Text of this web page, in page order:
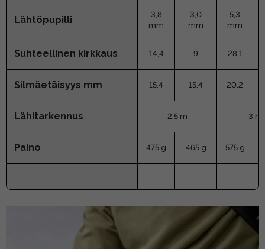
Lähtöpupilli
3,8
mm
3,0
mm
5,3
mm
Suhteellinen kirkkaus 14,4 9 28,1
Silmäetäisyys mm 15,4 15,4 20,2
Lähitarkennus 2,5 m 3 m
Paino 475 g 465 g 575 g